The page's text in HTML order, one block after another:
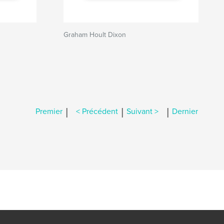
Graham Hoult Dixon
Premier | < Précédent | Suivant > | Dernier